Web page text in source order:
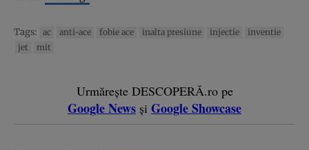
Tags: ac anti-ace fobie ace inalta presiune injectie
inventie
jet
mit
Urmărește DESCOPERĂ.ro pe
Google News și Google Showcase